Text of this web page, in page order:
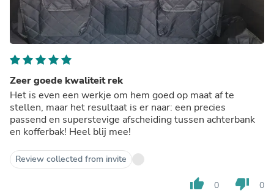
Zeer goede kwaliteit rek
Het is even een werkje om hem goed op maat af te
stellen, maar het resultaat is er naar: een precies
passend en superstevige afscheiding tussen achterbank
en kofferbak! Heel blij mee!
Review collected from invite
thumb_up 0 thumb_down 0